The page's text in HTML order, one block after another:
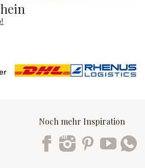
Noch mehr Inspiration